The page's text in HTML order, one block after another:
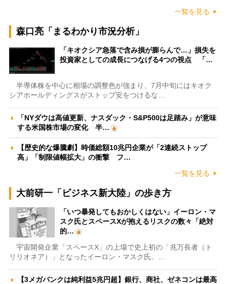
一覧を見る
森口亮「まるわかり市況分析」
「キオクシア急落で含み損が膨らんで…」損失を
投資家としての成長につなげる4つの視点 「…
半導体株を中心に相場の調整色が強まり、7月中旬にはキオク
シアホールディングスがストップ安をつけるな…
「NYダウは高値更新、ナスダック・S&P500は足踏み」が意味
する米国株市場の変化 半…
【歴史的な爆騰劇】時価総額10兆円企業が「2連続ストップ
高」「制限値幅拡大」の衝撃 フ…
一覧を見る
大前研一「ビジネス新大陸」の歩き方
「いつ暴発してもおかしくはない」イーロン・マ
スク氏とスペースXが抱えるリスクの数々「絶対
的…
宇宙開発企業「スペースX」の上場で史上初の「兆万長者（ト
リリオネア）」となったイーロン・マスク氏。…
【3メガバンクは純利益5兆円超】銀行、商社、ゼネコンは最高